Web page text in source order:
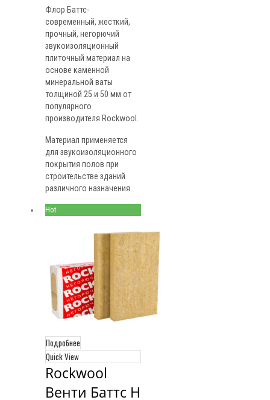
Флор Баттс-
современный, жесткий,
прочный, негорючий
звукоизоляционный
плиточный материал на
основе каменной
минеральной ваты
толщиной 25 и 50 мм от
популярного
производителя Rockwool.
Материал применяется
для звукоизоляционного
покрытия полов при
строительстве зданий
различного назначения.
Hot
Подробнее
Quick View
Rockwool
Венти Баттс Н